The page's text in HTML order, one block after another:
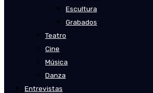
Escultura
Grabados
Teatro
Cine
Música
Danza
Entrevistas